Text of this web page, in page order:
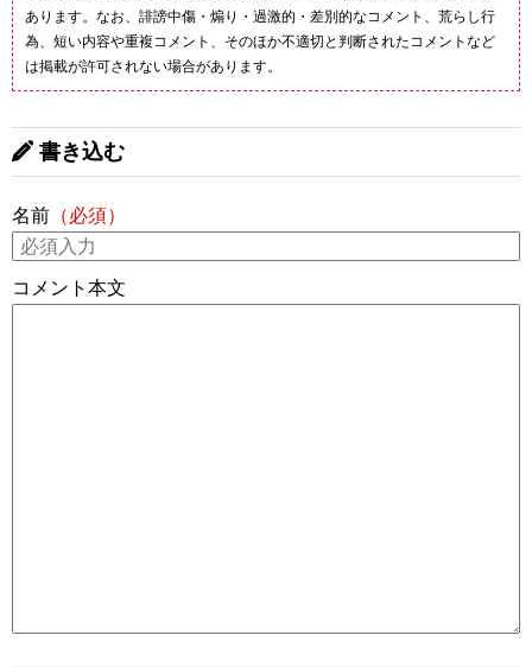
あります。なお、誹謗中傷・煽り・過激的・差別的なコメント、荒らし行
為、短い内容や重複コメント、そのほか不適切と判断されたコメントなど
は掲載が許可されない場合があります。
書き込む
名前 （必須）
コメント本文